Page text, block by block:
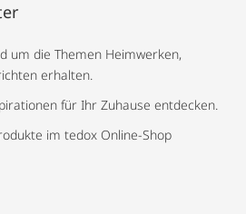
um die Themen Heimwerken,
erhalten.
für Ihr Zuhause entdecken.
im tedox Online-Shop